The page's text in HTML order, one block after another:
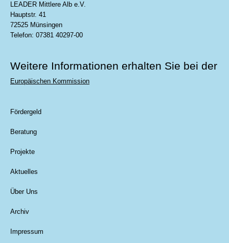
LEADER Mittlere Alb e.V.
Hauptstr. 41
72525 Münsingen
Telefon: 07381 40297-00
Weitere Informationen erhalten Sie bei der
Europäischen Kommission
Fördergeld
Beratung
Projekte
Aktuelles
Über Uns
Archiv
Impressum